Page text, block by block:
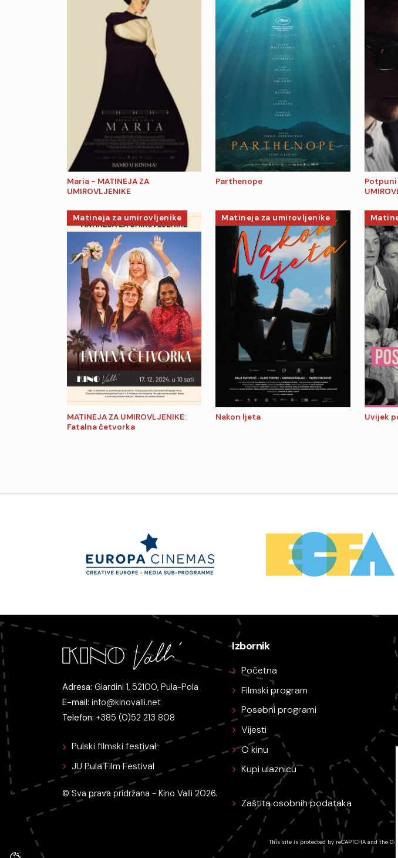
Maria - MATINEJA ZA
UMIROVLJENIKE
Parthenope
Potpuni
Matineja za umirovljenike
MATINEJA ZA UMIROVLJENIKE:
Fatalna četvorka
Matineja za umirovljenike
Nakon ljeta Uvijek
Adresa: Giardini 1, 52100, Pula-Pola
E-mail: info@kinovalli.net
Telefon: +385 (0)52 213 808
Pulski filmski festival
JU Pula Film Festival
© Sva prava pridržana - Kino Valli 2026.
Izbornik
Početna
Filmski program
Posebni programi
Vijesti
O kinu
Kupi ulaznicu
Zaštita osobnih podataka
This site is protected by reCAPTCHA and the